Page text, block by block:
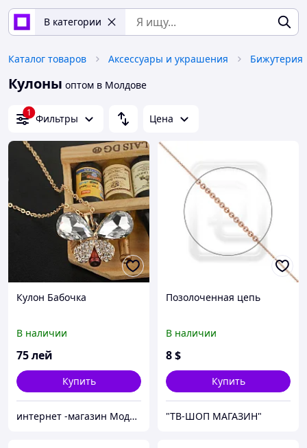
В категории
Каталог товаров Аксессуары и украшения Бижутерия
Кулоны оптом в Молдове
1 Фильтры Цена
Кулон Бабочка
В наличии
75лей
Купить
интернет -магазин Модняшка
Позолоченная цепь
В наличии
8$
Купить
"ТВ-ШОП МАГАЗИН"